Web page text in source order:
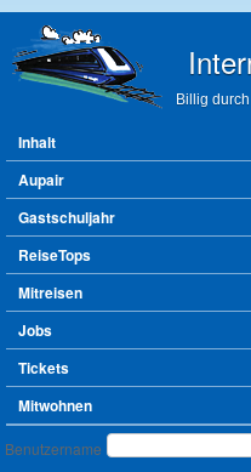
Billig
Hauptmenü
Inhalt
Aupair
Gastschuljahr
ReiseTops
Mitreisen
Jobs
Tickets
Mitwohnen
Benutzeranmeldung
Benutzername